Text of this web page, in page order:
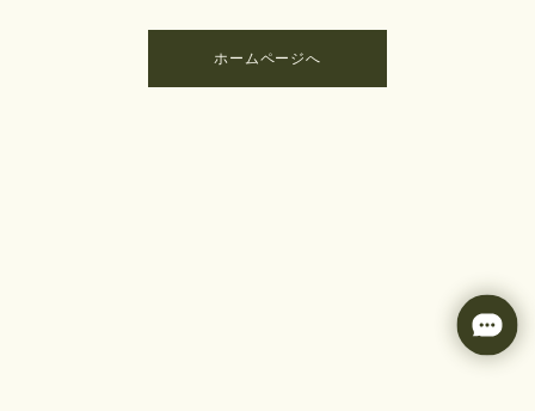
ホームページへ